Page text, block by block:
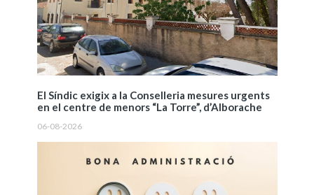
El Síndic exigix a la Conselleria mesures urgents
en el centre de menors “La Torre”, d’Alborache
06-08-2026